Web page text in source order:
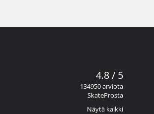
4.8 / 5
134950 arviota
SkateProsta
Näytä kaikki